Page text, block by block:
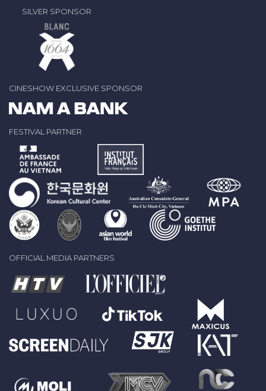
SILVER SPONSOR
CINESHOW EXCLUSIVE SPONSOR
FESTIVAL PARTNER
OFFICIAL MEDIA PARTNERS